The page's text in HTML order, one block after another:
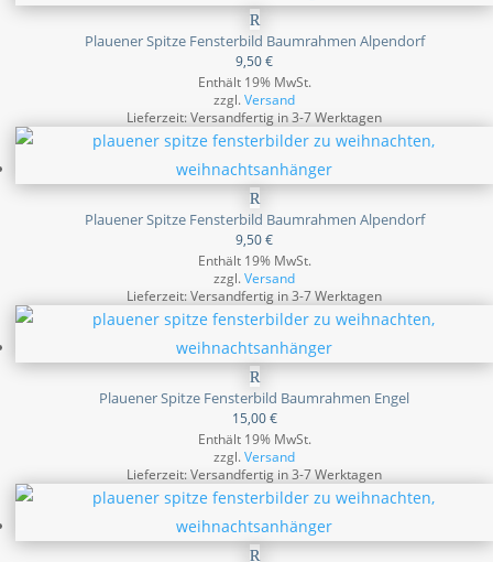
Plauener Spitze Fensterbild Baumrahmen Alpendorf
9,50€
Enthält 19% MwSt.
zzgl.Versand
Lieferzeit: Versandfertig in 3-7 Werktagen
Plauener Spitze Fensterbild Baumrahmen Alpendorf
9,50€
Enthält 19% MwSt.
zzgl.Versand
Lieferzeit: Versandfertig in 3-7 Werktagen
Plauener Spitze Fensterbild Baumrahmen Engel
15,00€
Enthält 19% MwSt.
zzgl.Versand
Lieferzeit: Versandfertig in 3-7 Werktagen